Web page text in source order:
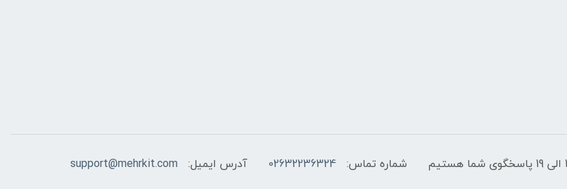
شماره تماس: 02632236324 آدرس ایمیل: support@mehrkit.com